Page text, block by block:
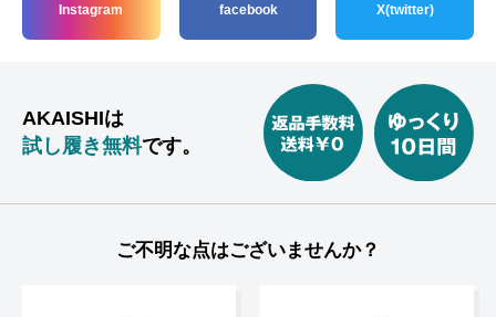
Instagram facebook X(twitter)
AKAISHIは
試し履き無料です。
ご不明な点はございませんか？